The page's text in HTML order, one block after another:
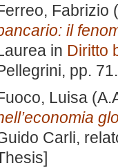
Fabrizio
il
in Diritto
, pp.
Luisa
Carli,